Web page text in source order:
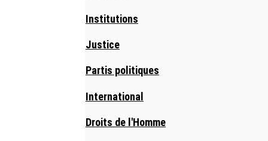
Institutions
Justice
Partis politiques
International
Droits de l'Homme